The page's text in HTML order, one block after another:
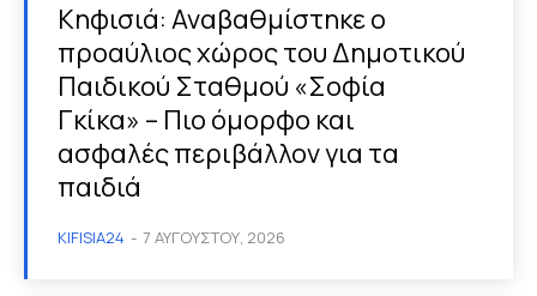
Κηφισιά: Αναβαθμίστηκε ο
προαύλιος χώρος του Δημοτικού
Παιδικού Σταθμού «Σοφία
Γκίκα» – Πιο όμορφο και
ασφαλές περιβάλλον για τα
παιδιά
KIFISIA24 - 7 ΑΥΓΟΎΣΤΟΥ, 2026